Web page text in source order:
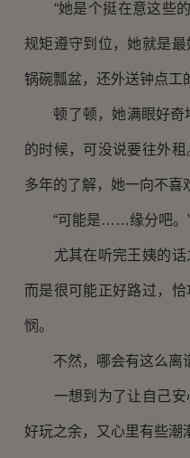
“她是个挺在意这些的
规矩遵守到位，她就是
锅碗瓢盆，还外送钟点工
顿了顿，她满眼好奇地
的时候，可没说要往外
多年的了解，她一向不喜
“可能是……缘分吧。”
尤其在听完王姨的话之
而是很可能正好路过，
悯。
不然，哪会有这么离谱
一想到为了让自己安
好玩之余，又心里有些潮